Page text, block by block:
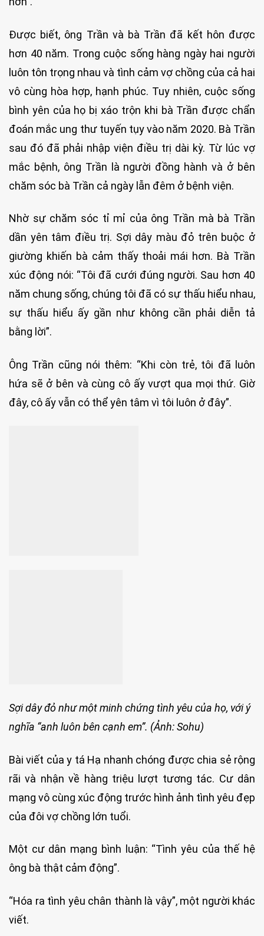
Được biết, ông Trần và bà Trần đã kết hôn được
hơn 40 năm. Trong cuộc sống hàng ngày hai người
luôn tôn trọng nhau và tình cảm vợ chồng của cả hai
vô cùng hòa hợp, hạnh phúc. Tuy nhiên, cuộc sống
bình yên của họ bị xáo trộn khi bà Trần được chẩn
đoán mắc ung thư tuyến tụy vào năm 2020. Bà Trần
sau đó đã phải nhập viện điều trị dài kỳ. Từ lúc vợ
mắc bệnh, ông Trần là người đồng hành và ở bên
chăm sóc bà Trần cả ngày lẫn đêm ở bệnh viện.
Nhờ sự chăm sóc tỉ mỉ của ông Trần mà bà Trần
dần yên tâm điều trị. Sợi dây màu đỏ trên buộc ở
giường khiến bà cảm thấy thoải mái hơn. Bà Trần
xúc động nói: “Tôi đã cưới đúng người. Sau hơn 40
năm chung sống, chúng tôi đã có sự thấu hiểu nhau,
sự thấu hiểu ấy gần như không cần phải diễn tả
bằng lời”.
Ông Trần cũng nói thêm: “Khi còn trẻ, tôi đã luôn
hứa sẽ ở bên và cùng cô ấy vượt qua mọi thứ. Giờ
đây, cô ấy vẫn có thể yên tâm vì tôi luôn ở đây”.
Sợi dây đỏ như một minh chứng tình yêu của họ, với ý
nghĩa “anh luôn bên cạnh em”. (Ảnh: Sohu)
Bài viết của y tá Hạ nhanh chóng được chia sẻ rộng
rãi và nhận về hàng triệu lượt tương tác. Cư dân
mạng vô cùng xúc động trước hình ảnh tình yêu đẹp
của đôi vợ chồng lớn tuổi.
Một cư dân mạng bình luận: “Tình yêu của thế hệ
ông bà thật cảm động”.
“Hóa ra tình yêu chân thành là vậy”, một người khác
viết.